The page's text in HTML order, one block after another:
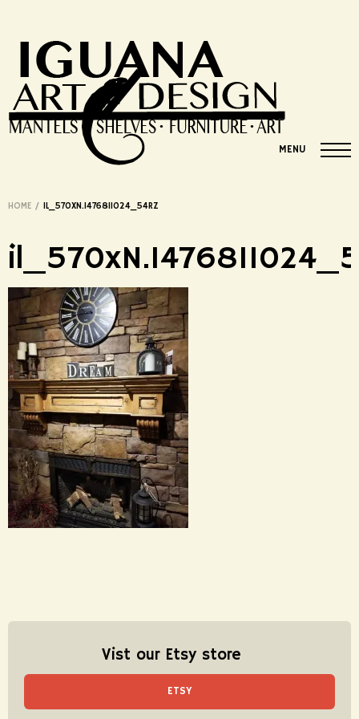
MENU
HOME / IL_570XN.1476811024_54RZ
Vist our Etsy store
ETSY